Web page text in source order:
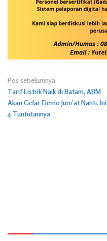
Navigasi
pos
Pos sebelumnya
Tarif Listrik Naik di Batam, ABM
Akan Gelar Demo Jum’at Nanti. Ini
4 Tuntutannya